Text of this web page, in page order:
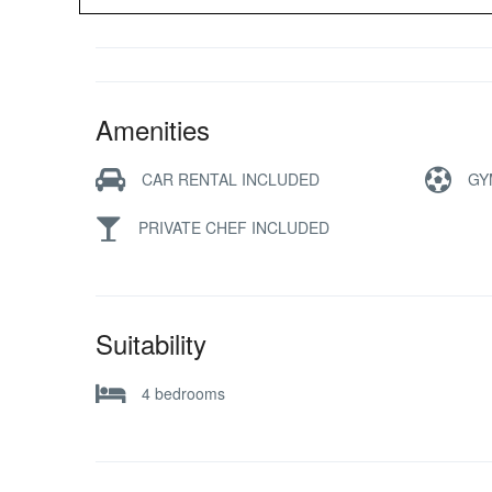
Amenities
CAR RENTAL INCLUDED
PRIVATE CHEF INCLUDED
Suitability
4 bedrooms